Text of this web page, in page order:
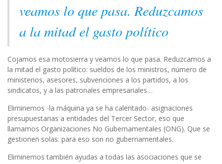
veamos lo que pasa. Reduzcamos
a la mitad el gasto político
Cojamos esa motosierra y veamos lo que pasa. Reduzcamos a
la mitad el gasto político: sueldos de los ministros, número de
ministerios, asesores, subvenciones a los partidos, a los
sindicatos, y a las patronales empresariales…
Eliminemos -la máquina ya se ha calentado- asignaciones
presupuestarias a entidades del Tercer Sector, eso que
llamamos Organizaciones No Gubernamentales (ONG). Que se
gestionen solas: para eso son no gubernamentales.
Eliminemos también ayudas a todas las asociaciones que se